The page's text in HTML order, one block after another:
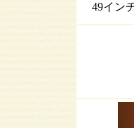
49イン